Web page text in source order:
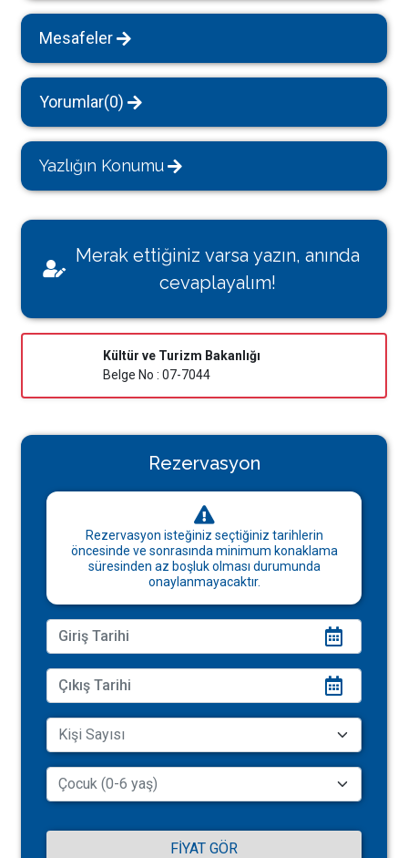
Mesafeler
Yorumlar(0)
Yazlığın Konumu
Merak ettiğiniz varsa yazın, anında
cevaplayalım!
Kültür ve Turizm Bakanlığı
Belge No : 07-7044
Rezervasyon
Rezervasyon isteğiniz seçtiğiniz tarihlerin
öncesinde ve sonrasında minimum konaklama
süresinden az boşluk olması durumunda
onaylanmayacaktır.
FIYAT GÖR